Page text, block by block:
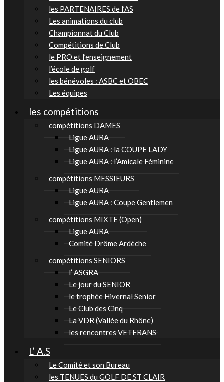
les PARTENAIRES de l’AS
Les animations du club
Championnat du Club
Compétitions de Club
le PRO et l’enseignement
l’école de golf
les bénévoles : ASBC et OBEC
Les équipes
les compétitions
compétitions DAMES
Ligue AURA
Ligue AURA : la COUPE LADY
Ligue AURA : l’Amicale Féminine
compétitions MESSIEURS
Ligue AURA
Ligue AURA : Coupe Gentlemen
compétitions MIXTE (Open)
Ligue AURA
Comité Drôme Ardèche
compétitions SENIORS
l’ ASGRA
Le jour du SENIOR
le trophée Hivernal Senior
Le Club des Cinq
La VDR (Vallée du Rhône)
les rencontres VETERANS
L’ A.S
Le Comité et son Bureau
les TENUES du GOLF DE ST CLAIR